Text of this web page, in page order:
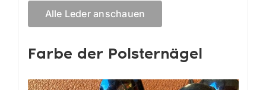
Alle Leder anschauen
Farbe der Polsternägel